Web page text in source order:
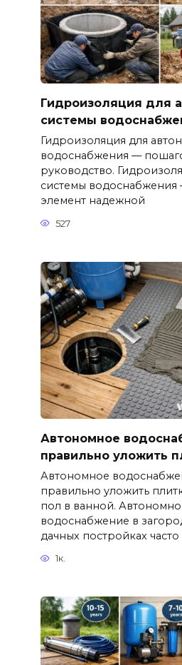
Гидроизоляция для
системы
Гидроизоляция для
водоснабжения —
руководство.
системы
элемент надежной
527
Автономное
правильно уложить
Автономное
правильно уложить
пол в ванной.
водоснабжение в
дачных постройках часто
1к.